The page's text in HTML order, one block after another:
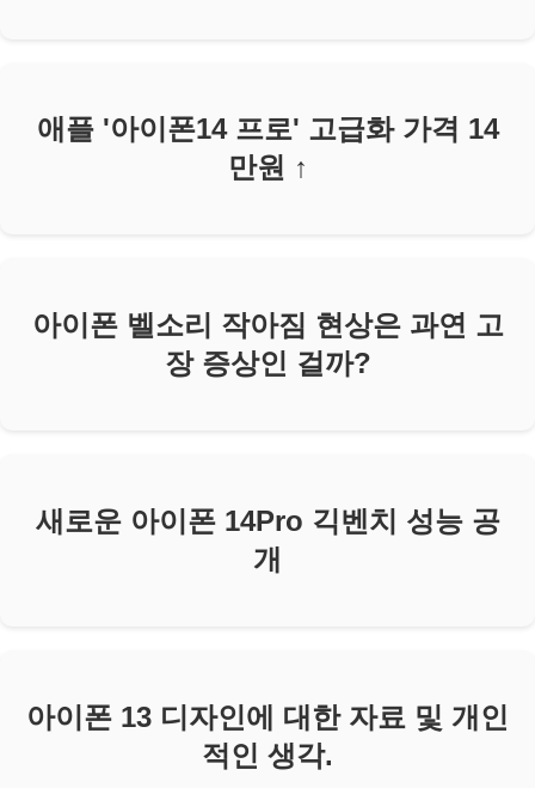
애플 '아이폰14 프로' 고급화 가격 14
만원 ↑
아이폰 벨소리 작아짐 현상은 과연 고
장 증상인 걸까?
새로운 아이폰 14Pro 긱벤치 성능 공
개
아이폰 13 디자인에 대한 자료 및 개인
적인 생각.